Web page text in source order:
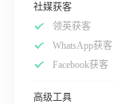
社媒获客
领英获客
WhatsApp获客
Facebook获客
高级工具